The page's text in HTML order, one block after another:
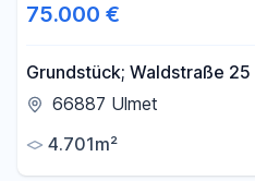
75.000 €
Grundstück; Waldstraße
verhandelbar
66887 Ulmet
4.701m²